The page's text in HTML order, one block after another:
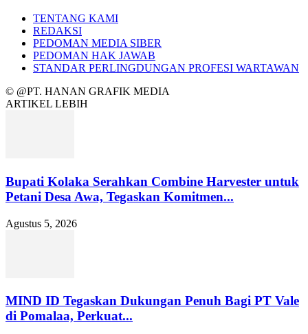
TENTANG KAMI
REDAKSI
PEDOMAN MEDIA SIBER
PEDOMAN HAK JAWAB
STANDAR PERLINGDUNGAN PROFESI WARTAWAN
© @PT. HANAN GRAFIK MEDIA
ARTIKEL LEBIH
Bupati Kolaka Serahkan Combine Harvester untuk
Petani Desa Awa, Tegaskan Komitmen...
Agustus 5, 2026
MIND ID Tegaskan Dukungan Penuh Bagi PT Vale
di Pomalaa, Perkuat...